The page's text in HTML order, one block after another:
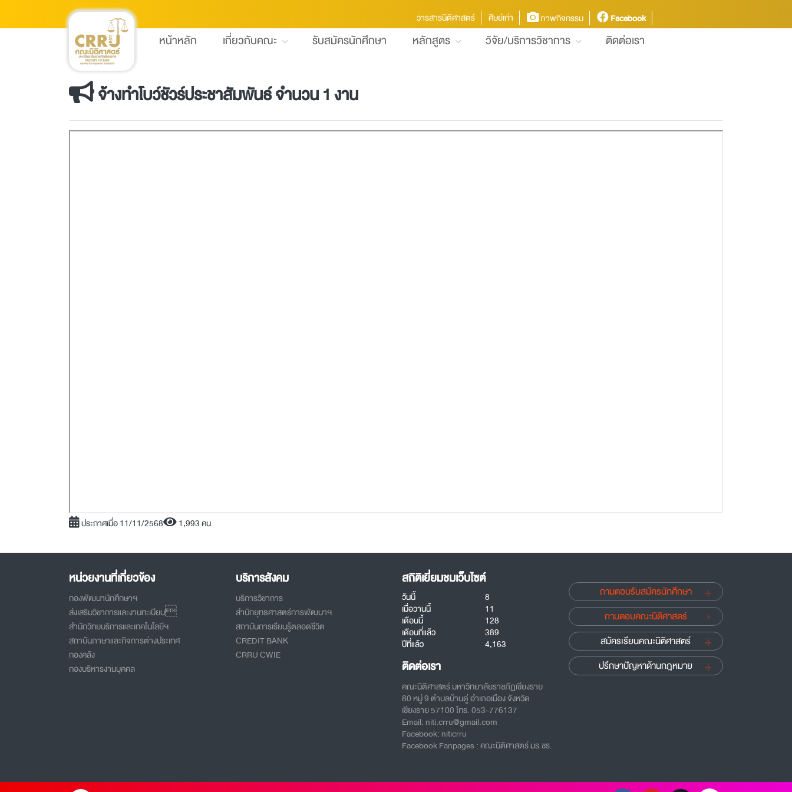
วารสารนิติศาสตร์ ศิษย์เก่า ภาพกิจกรรม Facebook
หน้าหลัก เกี่ยวกับคณะ รับสมัครนักศึกษา หลักสูตร วิจัย/บริการวิชาการ ติดต่อเรา
จ้างทำโบว์ชัวร์ประชาสัมพันธ์ จำนวน 1 งาน
ประกาศเมื่อ 11/11/2568 1,993 คน
หน่วยงานที่เกี่ยวข้อง
กองพัฒนานักศึกษาฯ
ส่งเสริมวิชาการและงานทะเบียน
สำนักวิทยบริการและเทคโนโลยีฯ
สถาบันภาษาและกิจการต่างประเทศ
กองคลัง
กองบริหารงานบุคคล
บริการสังคม
บริการวิชาการ
สำนักยุทธศาสตร์การพัฒนาฯ
สถาบันการเรียนรู้ตลอดชีวิต
CREDIT BANK
CRRU CWIE
สถิติเยี่ยมชมเว็บไซต์
วันนี้
8
เมื่อวานนี้
11
เดือนนี้
128
เดือนที่แล้ว
389
ปีที่แล้ว
4,163
ติดต่อเรา
คณะนิติศาสตร์ มหาวิทยาลัยราชภัฏเชียงราย
80 หมู่ 9 ตำบลบ้านดู่ อำเภอเมือง จังหวัด
เชียงราย 57100 โทร. 053-776137
Email: niti.crru@gmail.com
Facebook: niticrru
Facebook Fanpages : คณะนิติศาสตร์ มร.ชร.
ถามตอบรับสมัครนักศึกษา
ถามตอบคณะนิติศาสตร์
สมัครเรียนคณะนิติศาสตร์
ปรึกษาปัญหาด้านกฎหมาย